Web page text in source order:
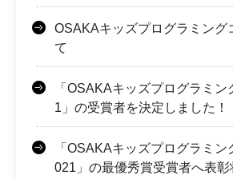
OSAKAキッズプログラミング
て
「OSAKAキッズプログラミ
1」の受賞者を決定しました！
「OSAKAキッズプログラミ
021」の最優秀賞受賞者へ表